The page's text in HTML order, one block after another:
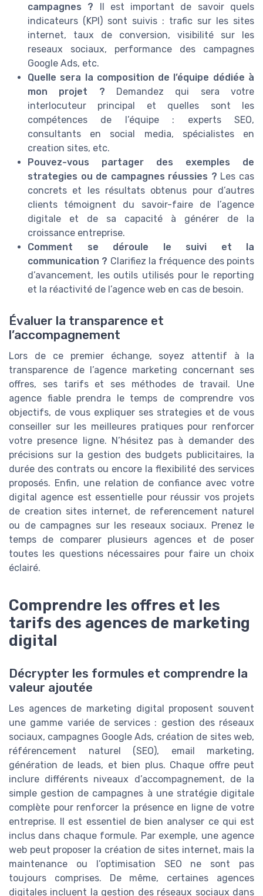
campagnes ? Il est important de savoir quels
indicateurs (KPI) sont suivis : trafic sur les sites
internet, taux de conversion, visibilité sur les
reseaux sociaux, performance des campagnes
Google Ads, etc.
Quelle sera la composition de l’équipe dédiée à
mon projet ? Demandez qui sera votre
interlocuteur principal et quelles sont les
compétences de l’équipe : experts SEO,
consultants en social media, spécialistes en
creation sites, etc.
Pouvez-vous partager des exemples de
strategies ou de campagnes réussies ? Les cas
concrets et les résultats obtenus pour d’autres
clients témoignent du savoir-faire de l’agence
digitale et de sa capacité à générer de la
croissance entreprise.
Comment se déroule le suivi et la
communication ? Clarifiez la fréquence des points
d’avancement, les outils utilisés pour le reporting
et la réactivité de l’agence web en cas de besoin.
Évaluer la transparence et
l’accompagnement
Lors de ce premier échange, soyez attentif à la
transparence de l’agence marketing concernant ses
offres, ses tarifs et ses méthodes de travail. Une
agence fiable prendra le temps de comprendre vos
objectifs, de vous expliquer ses strategies et de vous
conseiller sur les meilleures pratiques pour renforcer
votre presence ligne. N’hésitez pas à demander des
précisions sur la gestion des budgets publicitaires, la
durée des contrats ou encore la flexibilité des services
proposés. Enfin, une relation de confiance avec votre
digital agence est essentielle pour réussir vos projets
de creation sites internet, de referencement naturel
ou de campagnes sur les reseaux sociaux. Prenez le
temps de comparer plusieurs agences et de poser
toutes les questions nécessaires pour faire un choix
éclairé.
Comprendre les offres et les
tarifs des agences de marketing
digital
Décrypter les formules et comprendre la
valeur ajoutée
Les agences de marketing digital proposent souvent
une gamme variée de services : gestion des réseaux
sociaux, campagnes Google Ads, création de sites web,
référencement naturel (SEO), email marketing,
génération de leads, et bien plus. Chaque offre peut
inclure différents niveaux d’accompagnement, de la
simple gestion de campagnes à une stratégie digitale
complète pour renforcer la présence en ligne de votre
entreprise. Il est essentiel de bien analyser ce qui est
inclus dans chaque formule. Par exemple, une agence
web peut proposer la création de sites internet, mais la
maintenance ou l’optimisation SEO ne sont pas
toujours comprises. De même, certaines agences
digitales incluent la gestion des réseaux sociaux dans